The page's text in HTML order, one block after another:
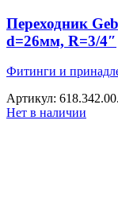
Переходник
d=26мм, R=3/4″
Фитинги и
Артикул:
Нет в наличии